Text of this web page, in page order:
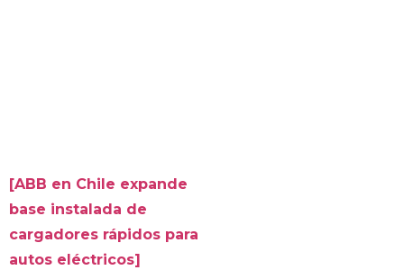
[ABB en Chile expande
base instalada de
cargadores rápidos para
autos eléctricos]